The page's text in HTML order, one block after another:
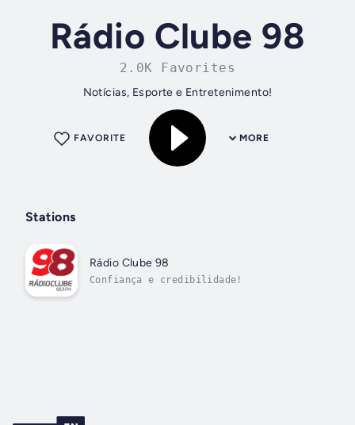
Rádio Clube 98
2.0K Favorites
Notícias, Esporte e Entretenimento!
MORE
FAVORITE
Stations
Rádio Clube 98
Confiança e credibilidade!